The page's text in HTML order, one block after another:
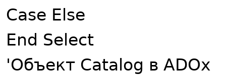
Case Else
End Select
'Объект Catalog в ADOx